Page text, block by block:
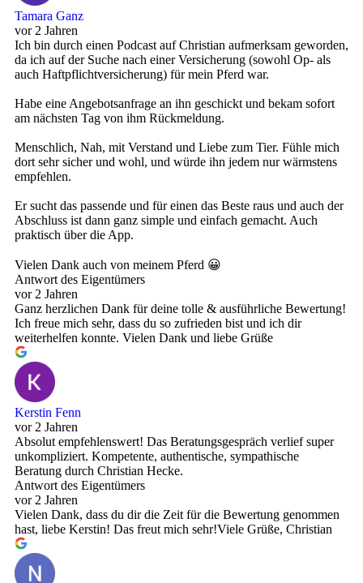
Tamara Ganz
vor 2 Jahren
Ich bin durch einen Podcast auf Christian aufmerksam geworden,
da ich auf der Suche nach einer Versicherung (sowohl Op- als
auch Haftpflichtversicherung) für mein Pferd war.
Habe eine Angebotsanfrage an ihn geschickt und bekam sofort
am nächsten Tag von ihm Rückmeldung.
Menschlich, Nah, mit Verstand und Liebe zum Tier. Fühle mich
dort sehr sicher und wohl, und würde ihn jedem nur wärmstens
empfehlen.
Er sucht das passende und für einen das Beste raus und auch der
Abschluss ist dann ganz simple und einfach gemacht. Auch
praktisch über die App.
Vielen Dank auch von meinem Pferd 😀
Antwort des Eigentümers
vor 2 Jahren
Ganz herzlichen Dank für deine tolle & ausführliche Bewertung!
Ich freue mich sehr, dass du so zufrieden bist und ich dir
weiterhelfen konnte. Vielen Dank und liebe Grüße
Kerstin Fenn
vor 2 Jahren
Absolut empfehlenswert! Das Beratungsgespräch verlief super
unkompliziert. Kompetente, authentische, sympathische
Beratung durch Christian Hecke.
Antwort des Eigentümers
vor 2 Jahren
Vielen Dank, dass du dir die Zeit für die Bewertung genommen
hast, liebe Kerstin! Das freut mich sehr!Viele Grüße, Christian